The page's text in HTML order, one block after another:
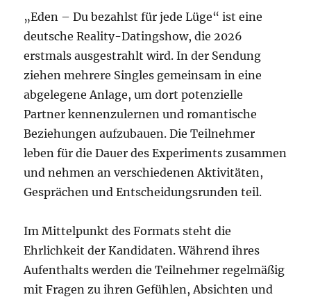
„Eden – Du bezahlst für jede Lüge“ ist eine
deutsche Reality-Datingshow, die 2026
erstmals ausgestrahlt wird. In der Sendung
ziehen mehrere Singles gemeinsam in eine
abgelegene Anlage, um dort potenzielle
Partner kennenzulernen und romantische
Beziehungen aufzubauen. Die Teilnehmer
leben für die Dauer des Experiments zusammen
und nehmen an verschiedenen Aktivitäten,
Gesprächen und Entscheidungsrunden teil.
Im Mittelpunkt des Formats steht die
Ehrlichkeit der Kandidaten. Während ihres
Aufenthalts werden die Teilnehmer regelmäßig
mit Fragen zu ihren Gefühlen, Absichten und